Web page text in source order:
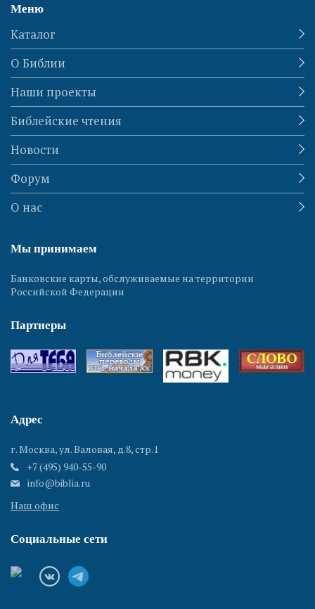
Меню
Каталог
О Библии
Наши проекты
Библейские чтения
Новости
Форум
О нас
Мы принимаем
Банковские карты, обслуживаемые на территории
Российской Федерации
Партнеры
Адрес
г. Москва, ул. Валовая, д.8, стр.1
+7 (495) 940-55-90
info@biblia.ru
Наш офис
Социальные сети